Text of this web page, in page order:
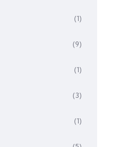
(1)
(9)
(1)
(3)
(1)